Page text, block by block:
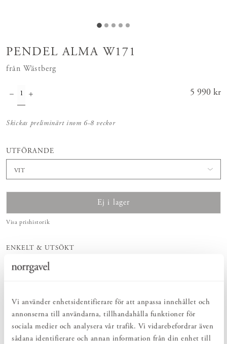
Vi använder enhetsidentifierare för att anpassa innehållet och
annonserna till användarna, tillhandahålla funktioner för
sociala medier och analysera vår trafik. Vi vidarebefordrar även
sådana identifierare och annan information från din enhet till
PENDEL ALMA W171
från Wästberg
Pris:
5 990 kr
Skickas preliminärt inom 6-8 veckor
UTFÖRANDE
VIT
Ej i lager
Visa prishistorik
ENKELT & UTSÖKT
vardagslivet både enkelt och vackert.
online.